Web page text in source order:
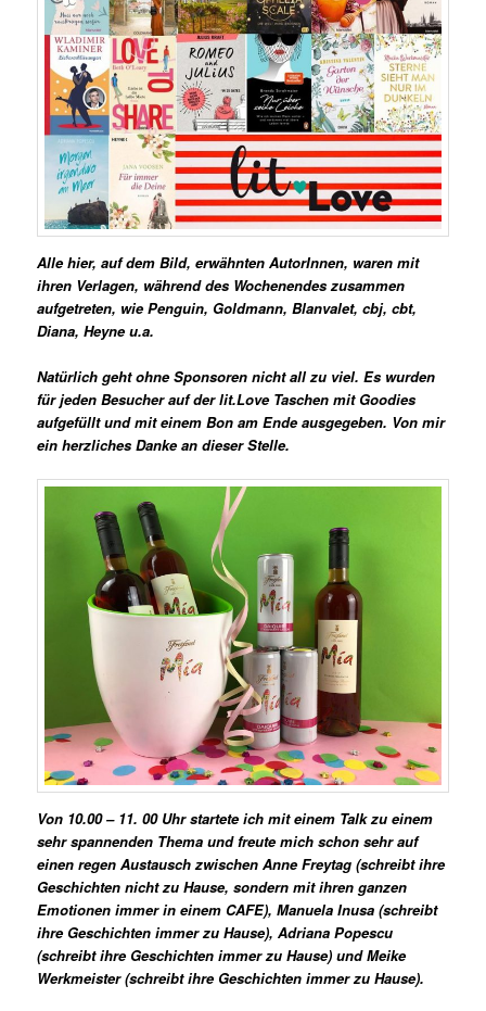
Alle hier, auf dem Bild, erwähnten AutorInnen, waren mit
ihren Verlagen, während des Wochenendes zusammen
aufgetreten, wie Penguin, Goldmann, Blanvalet, cbj, cbt,
Diana, Heyne u.a.
Natürlich geht ohne Sponsoren nicht all zu viel. Es wurden
für jeden Besucher auf der lit.Love Taschen mit Goodies
aufgefüllt und mit einem Bon am Ende ausgegeben. Von mir
ein herzliches Danke an dieser Stelle.
Von 10.00 – 11. 00 Uhr startete ich mit einem Talk zu einem
sehr spannenden Thema und freute mich schon sehr auf
einen regen Austausch zwischen Anne Freytag (schreibt ihre
Geschichten nicht zu Hause, sondern mit ihren ganzen
Emotionen immer in einem CAFE), Manuela Inusa (schreibt
ihre Geschichten immer zu Hause), Adriana Popescu
(schreibt ihre Geschichten immer zu Hause) und Meike
Werkmeister (schreibt ihre Geschichten immer zu Hause).